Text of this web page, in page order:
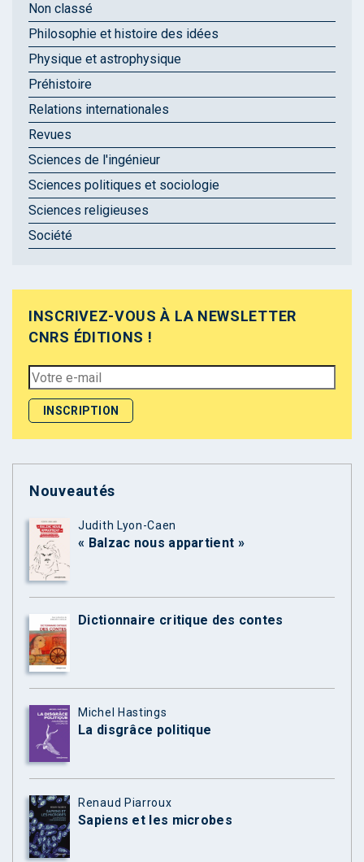
Non classé
Philosophie et histoire des idées
Physique et astrophysique
Préhistoire
Relations internationales
Revues
Sciences de l'ingénieur
Sciences politiques et sociologie
Sciences religieuses
Société
INSCRIVEZ-VOUS À LA NEWSLETTER
CNRS ÉDITIONS !
Nouveautés
Judith Lyon-Caen
« Balzac nous appartient »
Dictionnaire critique des contes
Michel Hastings
La disgrâce politique
Renaud Piarroux
Sapiens et les microbes